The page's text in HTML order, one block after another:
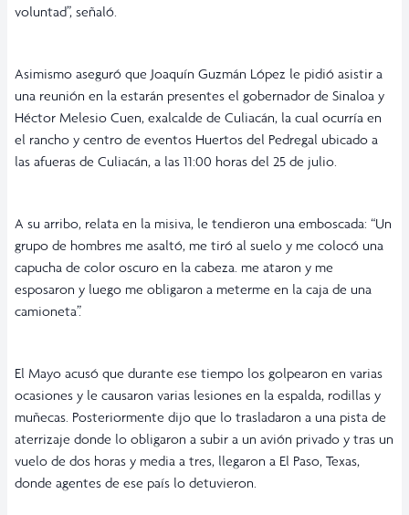
voluntad”, señaló.
Asimismo aseguró que Joaquín Guzmán López le pidió asistir a
una reunión en la estarán presentes el gobernador de Sinaloa y
Héctor Melesio Cuen, exalcalde de Culiacán, la cual ocurría en
el rancho y centro de eventos Huertos del Pedregal ubicado a
las afueras de Culiacán, a las 11:00 horas del 25 de julio.
A su arribo, relata en la misiva, le tendieron una emboscada: “Un
grupo de hombres me asaltó, me tiró al suelo y me colocó una
capucha de color oscuro en la cabeza. me ataron y me
esposaron y luego me obligaron a meterme en la caja de una
camioneta”.
El Mayo acusó que durante ese tiempo los golpearon en varias
ocasiones y le causaron varias lesiones en la espalda, rodillas y
muñecas. Posteriormente dijo que lo trasladaron a una pista de
aterrizaje donde lo obligaron a subir a un avión privado y tras un
vuelo de dos horas y media a tres, llegaron a El Paso, Texas,
donde agentes de ese país lo detuvieron.